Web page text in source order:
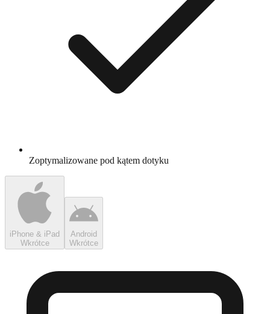
Zoptymalizowane pod kątem dotyku
iPhone & iPad
Wkrótce
Android
Wkrótce